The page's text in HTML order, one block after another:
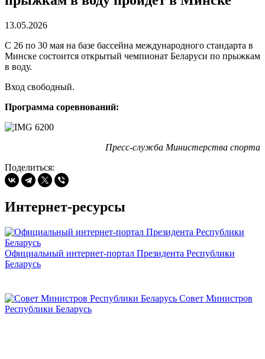
13.05.2026
С 26 по 30 мая на базе бассейна международного стандарта в
Минске состоится открытый чемпионат Беларуси по прыжкам
в воду.
Вход свободный.
Программа соревнований:
Пресс-служба Министерства спорта
Поделиться:
Интернет-ресурсы
Официальный интернет-портал Президента Республики
Беларусь
Совет Министров
Республики Беларусь